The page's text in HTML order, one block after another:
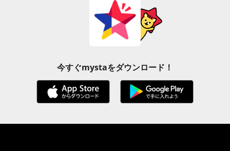
今すぐmystaをダウンロード！